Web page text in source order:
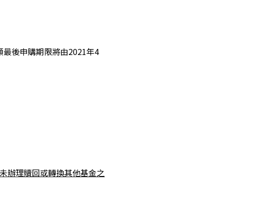
後申購期限將由2021年4
辦理贖回或轉換其他基金之